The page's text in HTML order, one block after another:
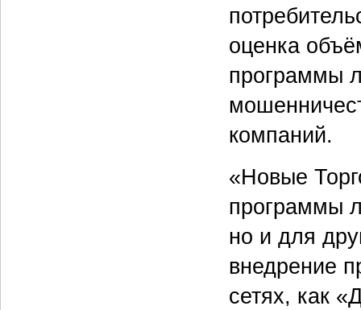
оценка
программы
компаний.
«Новые
программы
но и для
внедрение
сетях, как